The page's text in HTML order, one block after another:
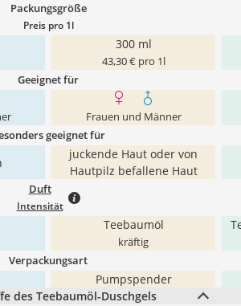
Packungsgröße
Preis pro 1l
300 ml
43,30 € pro 1l
Geeignet für
Frauen und Männer
geeignet für
juckende Haut oder von
Hautpilz befallene Haut
Duft
Intensität
Teebaumöl
kräftig
Verpackungsart
Pumpspender
des Teebaumöl-Duschgels